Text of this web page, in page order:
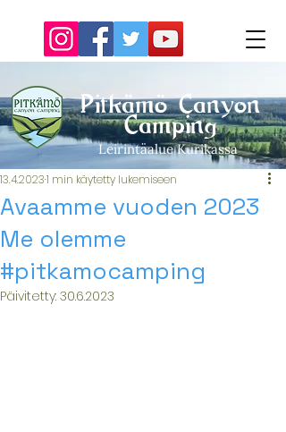
Pitkämö Canyon
Camping
Leirintäalue Kurikassa
Avaamme vuoden 2023
Me olemme
#pitkamocamping
13.4.20231 min käytetty lukemiseen
Päivitetty: 30.6.2023